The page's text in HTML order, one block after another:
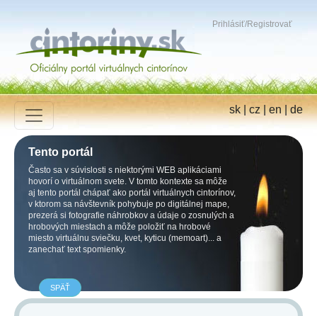
Prihlásiť/Registrovať
sk|cz|en|de
Tento portál
Často sa v súvislosti s niektorými WEB aplikáciami
hovorí o virtuálnom svete. V tomto kontexte sa môže
aj tento portál chápať ako portál virtuálnych cintorínov,
v ktorom sa návštevník pohybuje po digitálnej mape,
prezerá si fotografie náhrobkov a údaje o zosnulých a
hrobových miestach a môže položiť na hrobové
miesto virtuálnu sviečku, kvet, kyticu (memoart)... a
zanechať text spomienky.
SPÄŤ